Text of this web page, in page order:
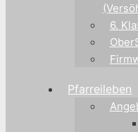
6.
Pfarreileben